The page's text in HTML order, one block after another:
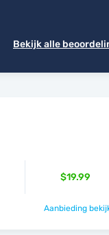
Bekijk alle
$19.99
Aanbieding